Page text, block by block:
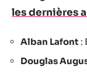
les dernières
Alban Lafont :
Douglas